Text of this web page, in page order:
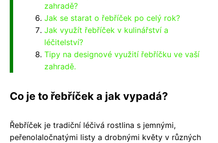
zahradě?
Jak se starat o řebříček po celý rok?
Jak využít řebříček v kulinářství a
léčitelství?
Tipy na designové využití řebříčku ve vaší
zahradě.
Co je to řebříček a jak vypadá?
Řebříček je tradiční léčivá rostlina s jemnými,
peřenolaločnatými listy a drobnými květy v různých